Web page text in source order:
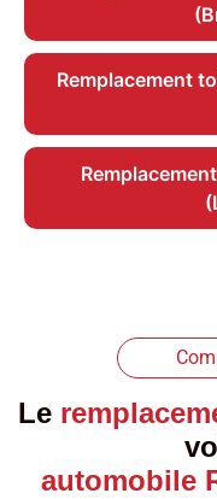
Remplacement
Le
automobile